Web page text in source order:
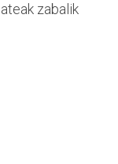
zabalik